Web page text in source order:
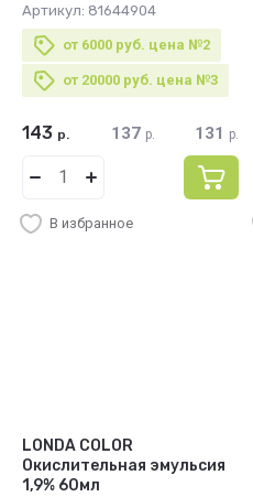
Артикул: 81644904
от 6000 руб. цена №2
от 20000 руб. цена №3
143 р. 137 р. 131 р.
В избранное
LONDA COLOR
Окислительная эмульсия
1,9% 60мл